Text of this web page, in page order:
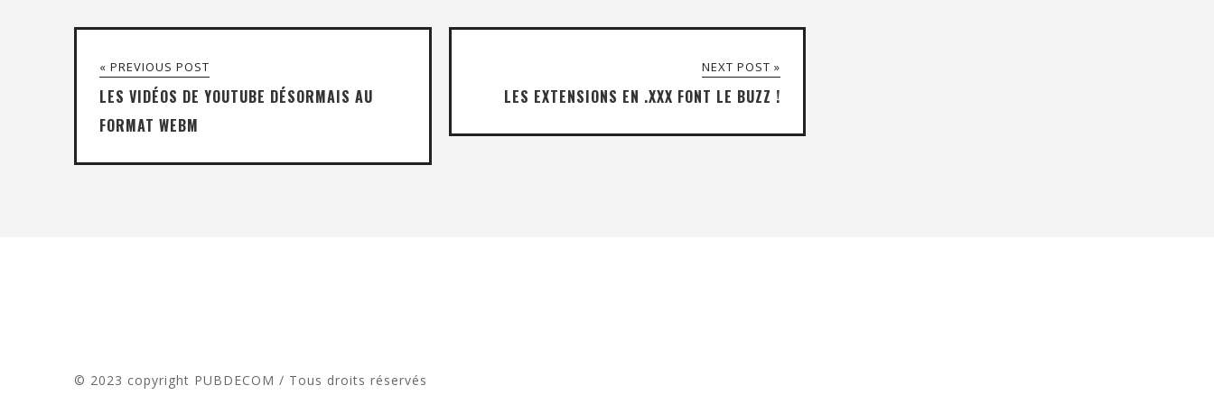
« PREVIOUS POST
LES VIDÉOS DE YOUTUBE DÉSORMAIS AU
FORMAT WEBM
NEXT POST »
LES EXTENSIONS EN .XXX FONT LE BUZZ !
© 2023 copyright PUBDECOM / Tous droits réservés